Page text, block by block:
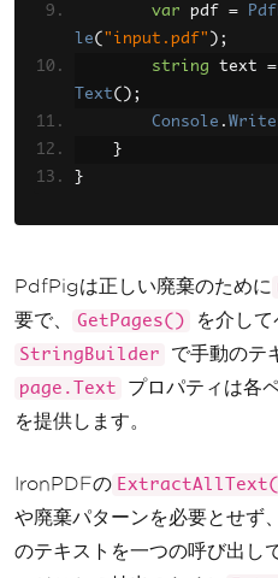
var pdf =
le( "input.pdf" );
string text =
Text();
Console .
}
}
PdfPigは正しい廃棄のために
要で、
GetPages() を介して
StringBuilder で手動のテ
page.Text
プロパティは各
を提供します。
IronPDFの
や廃棄パターンを必要とせず
のテキストを一つの呼び出し